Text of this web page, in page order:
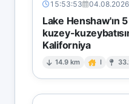
15:53:53 04.08.2026
Lake Henshaw'ın
kuzey-
Kaliforniya
14.9 km I